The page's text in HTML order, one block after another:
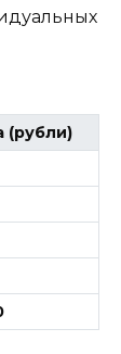
(рубли)